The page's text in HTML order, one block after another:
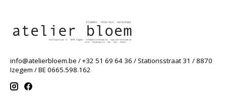
info@atelierbloem.be / +32 51 69 64 36 / Stationsstraat 31 / 8870
Izegem / BE 0665.598.162